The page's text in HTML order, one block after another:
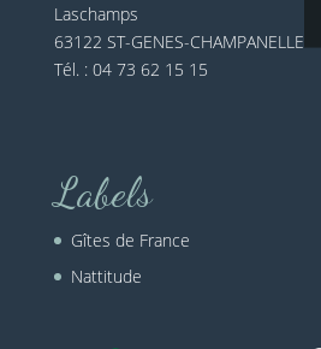
Laschamps
63122 ST-GENES-CHAMPANELLE
Tél. : 04 73 62 15 15
Labels
Gîtes de France
Nattitude